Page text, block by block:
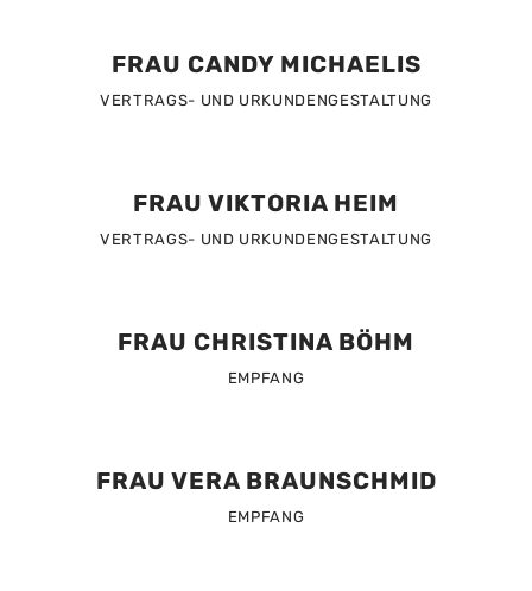
FRAU CANDY MICHAELIS
VERTRAGS- UND URKUNDENGESTALTUNG
FRAU VIKTORIA HEIM
VERTRAGS- UND URKUNDENGESTALTUNG
FRAU CHRISTINA BÖHM
EMPFANG
FRAU VERA BRAUNSCHMID
EMPFANG